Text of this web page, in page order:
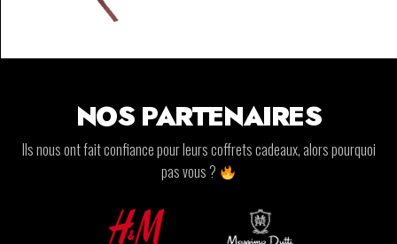
NOS PARTENAIRES
Ils nous ont fait confiance pour leurs coffrets cadeaux, alors pourquoi
pas vous ?